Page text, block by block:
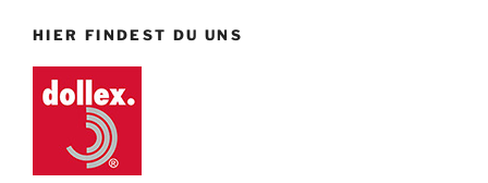
HIER FINDEST DU UNS